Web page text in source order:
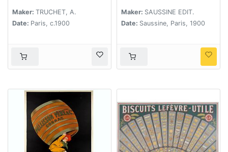
Maker: TRUCHET, A.
Date: Paris, c.1900
Maker: SAUSSINE EDIT.
Date: Saussine, Paris, 1900